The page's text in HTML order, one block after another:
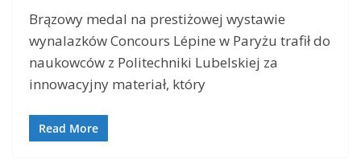
Brązowy medal na prestiżowej wystawie
wynalazków Concours Lépine w Paryżu trafił do
naukowców z Politechniki Lubelskiej za
innowacyjny materiał, który
Read More